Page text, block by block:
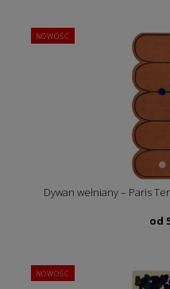
NOWOŚĆ
Dywan wełniany – Paris
od
NOWOŚĆ